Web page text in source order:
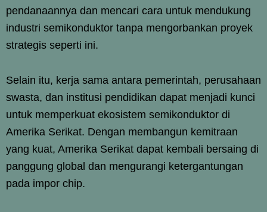
pendanaannya dan mencari cara untuk mendukung
industri semikonduktor tanpa mengorbankan proyek
strategis seperti ini.
Selain itu, kerja sama antara pemerintah, perusahaan
swasta, dan institusi pendidikan dapat menjadi kunci
untuk memperkuat ekosistem semikonduktor di
Amerika Serikat. Dengan membangun kemitraan
yang kuat, Amerika Serikat dapat kembali bersaing di
panggung global dan mengurangi ketergantungan
pada impor chip.